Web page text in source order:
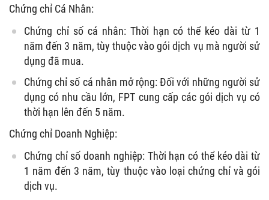
Chứng chỉ Cá Nhân:
Chứng chỉ số cá nhân: Thời hạn có thể kéo dài từ 1
năm đến 3 năm, tùy thuộc vào gói dịch vụ mà người sử
dụng đã mua.
Chứng chỉ số cá nhân mở rộng: Đối với những người sử
dụng có nhu cầu lớn, FPT cung cấp các gói dịch vụ có
thời hạn lên đến 5 năm.
Chứng chỉ Doanh Nghiệp:
Chứng chỉ số doanh nghiệp: Thời hạn có thể kéo dài từ
1 năm đến 3 năm, tùy thuộc vào loại chứng chỉ và gói
dịch vụ.